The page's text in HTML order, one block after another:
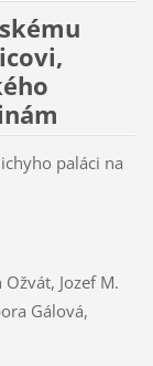
paláci na
Jozef M.
Gálová,